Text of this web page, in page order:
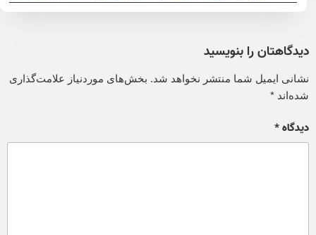
دیدگاهتان را بنویسید
نشانی ایمیل شما منتشر نخواهد شد. بخش‌های موردنیاز علامت‌گذاری
شده‌اند*
دیدگاه*